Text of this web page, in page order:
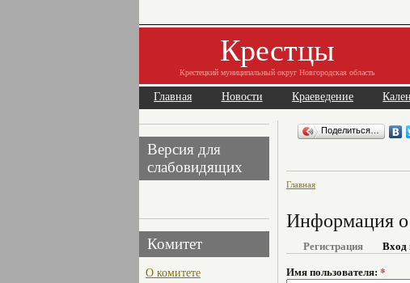
Крестцы
Крестецкий муниципальный округ Новгородская область
Главная Новости Краеведение
Версия для
слабовидящих
Комитет
О комитете
Поделиться…
Главная
Информация о
Регистрация Вход
Имя пользователя: *